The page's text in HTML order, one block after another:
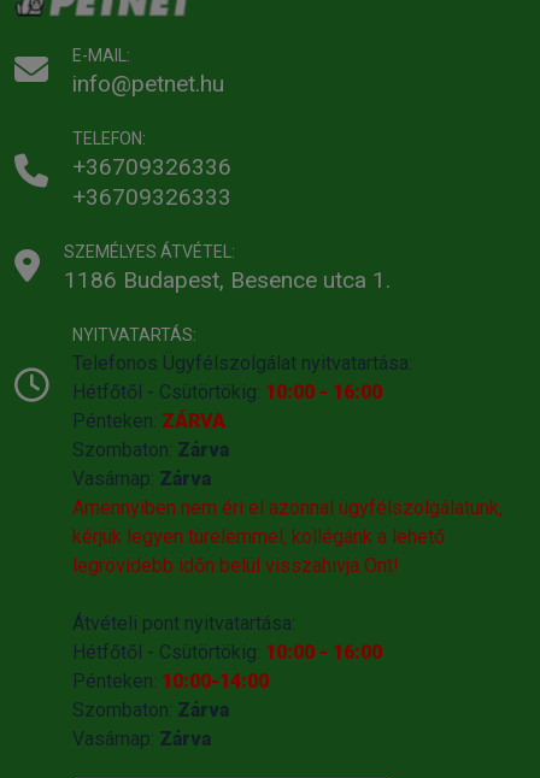
E-MAIL:
info@petnet.hu
TELEFON:
+36709326336
+36709326333
SZEMÉLYES ÁTVÉTEL:
1186 Budapest, Besence utca 1.
NYITVATARTÁS:
Telefonos Ügyfélszolgálat nyitvatartása:
Hétfőtől - Csütörtökig: 10:00 - 16:00
Pénteken: ZÁRVA
Szombaton: Zárva
Vasárnap: Zárva
Amennyiben nem éri el azonnal ügyfélszolgálatunk,
kérjük legyen türelemmel, kollégánk a lehető
legrövidebb időn belül visszahivja Önt!
Átvételi pont nyitvatartása:
Hétfőtől - Csütörtökig: 10:00 - 16:00
Pénteken: 10:00-14:00
Szombaton: Zárva
Vasárnap: Zárva